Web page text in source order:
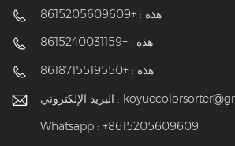
هذه : +8615205609609
هذه : +8615240031159
هذه : +8618715519550
البريد الإلكتروني :
Whatsapp : +8615205609609